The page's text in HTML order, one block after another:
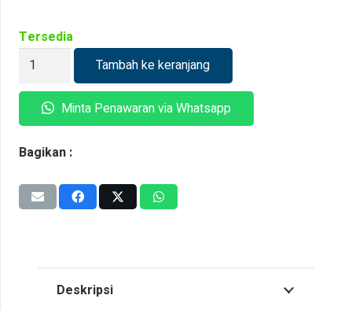
Tersedia
Kuantitas
Sampah
Bahan
Impraboard
Tambah ke keranjang
Minta Penawaran via Whatsapp
Bagikan :
Deskripsi